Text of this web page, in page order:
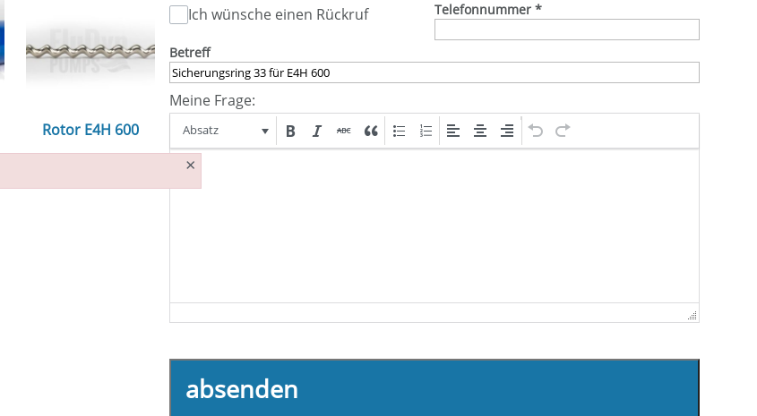
Rotor E4H 600
Ich wünsche einen Rückruf Telefonnummer *
Betreff
Meine Frage:
Absatz
absenden
×